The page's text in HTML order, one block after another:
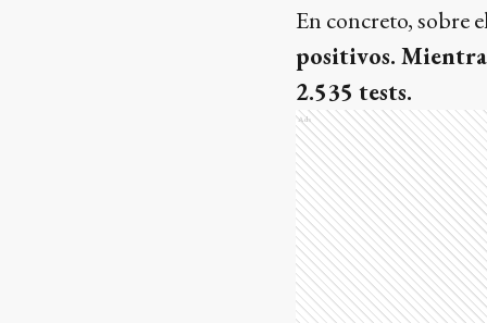
En concreto, sobre
positivos.
2.535 tests.
Ads